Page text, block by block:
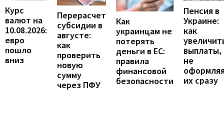
Курс
валют на
10.08.2026:
евро
пошло
вниз
Перерасчет
субсидии в
августе:
как
проверить
новую
сумму
через ПФУ
Как
украинцам не
потерять
деньги в ЕС:
правила
финансовой
безопасности
Пенсия в
Украине:
как
выплаты,
не
их сразу